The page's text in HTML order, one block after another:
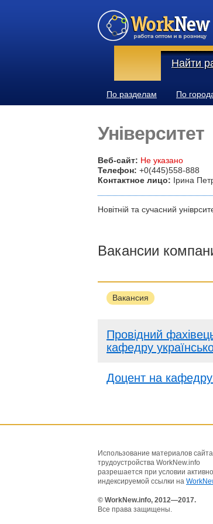
Найти
По разделам По
Університет
Веб-сайт: Не указано
Телефон: +0(445)558-888
Контактное лицо: Ірина
Новітній та сучасний
Вакансии
Вакансия
Провідний
кафедру
Доцент на кафедру
Использование материалов сайта
трудоустройства WorkNew.info
разрешается при условии
индексируемой ссылки на
© WorkNew.info, 2012—2017.
Все права защищены.